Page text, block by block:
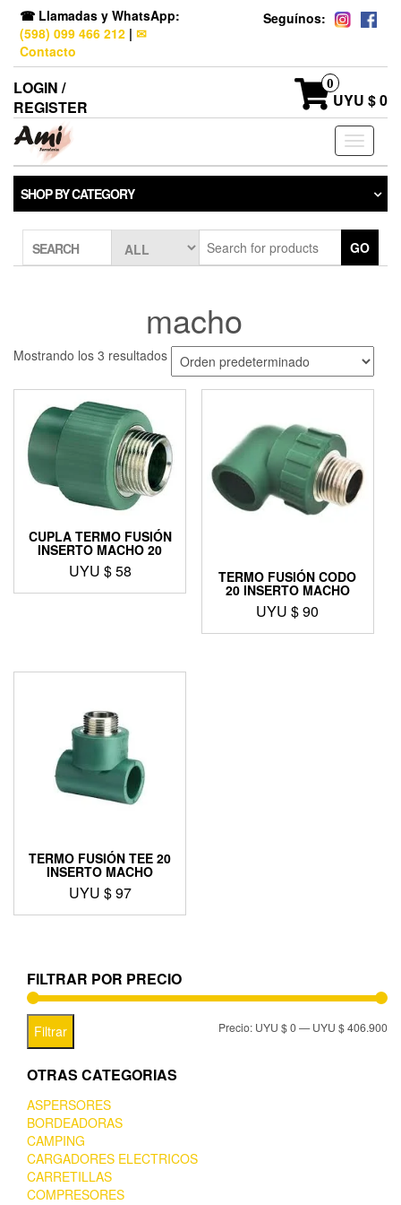
☎ Llamadas y WhatsApp:
(598) 099 466 212 | ✉
Contacto
Seguínos:
LOGIN /
REGISTER
0
UYU $ 0
Toggle
SHOP BY CATEGORY
SEARCH GO
macho
Mostrando los 3 resultados
CUPLA TERMO FUSIÓN
INSERTO MACHO 20
UYU $58 TERMO FUSIÓN CODO
20 INSERTO MACHO
UYU $90
TERMO FUSIÓN TEE 20
INSERTO MACHO
UYU $97
FILTRAR POR PRECIO
Filtrar Precio: UYU $ 0—UYU $ 406.900
OTRAS CATEGORIAS
ASPERSORES
BORDEADORAS
CAMPING
CARGADORES ELECTRICOS
CARRETILLAS
COMPRESORES